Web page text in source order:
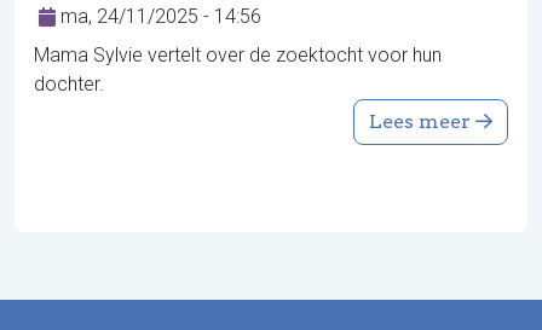
ma, 24/11/2025 - 14:56
Mama Sylvie vertelt over de zoektocht voor hun
dochter.
Lees meer